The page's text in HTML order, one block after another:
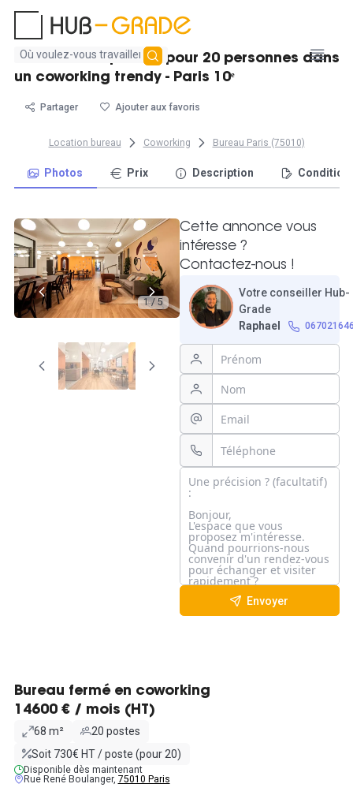
Aucun
Beau bureau privatif pour 20 personnes dans
un coworking trendy - Paris 10ᵉ
Partager Ajouter aux favoris
Location bureau Coworking Bureau Paris (75010)
Photos Prix Description
1 / 5
Cette annonce vous
intéresse ?
Contactez-nous !
Votre conseiller Hub-
Grade
Raphael
Envoyer
Bureau fermé en coworking
14600 € / mois (HT)
68 m²
20 postes
Soit 730€ HT / poste (pour 20)
Disponible dès maintenant
Rue René Boulanger, 75010 Paris